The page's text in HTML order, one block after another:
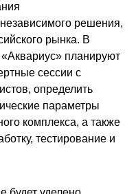
решения,
рынка. В
планируют
сессии с
определить
параметры
комплекса, а также
тестирование и